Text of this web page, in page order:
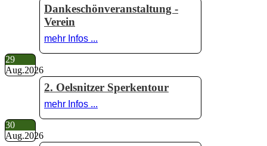
Dankeschönveranstaltung -
Verein
mehr Infos ...
29
Aug.2026
2. Oelsnitzer Sperkentour
mehr Infos ...
30
Aug.2026